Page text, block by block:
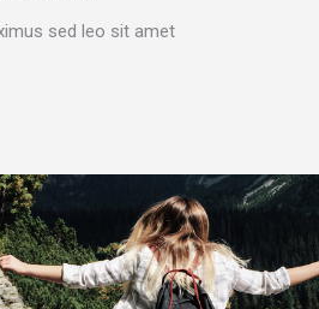
sed leo sit amet